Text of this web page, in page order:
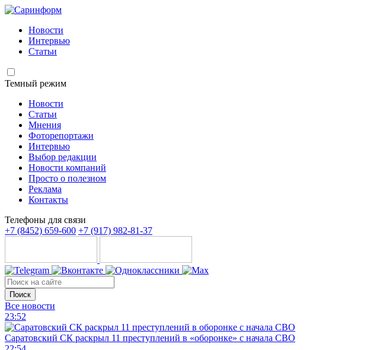
Новости
Интервью
Статьи
Темный режим
Новости
Статьи
Мнения
Фоторепортажи
Интервью
Выбор редакции
Новости компаний
Просто о полезном
Реклама
Контакты
Телефоны для связи
+7 (8452) 659-600 +7 (917) 982-81-37
Поиск
Все новости
23:52
Саратовский СК раскрыл 11 преступлений в «оборонке» с начала СВО